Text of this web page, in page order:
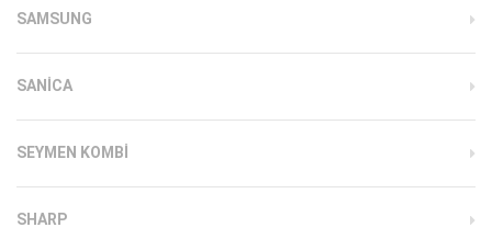
SAMSUNG
SANICA
SEYMEN KOMBI
SHARP